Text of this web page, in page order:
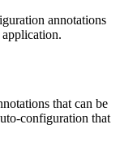
annotations
that can be
configuration that